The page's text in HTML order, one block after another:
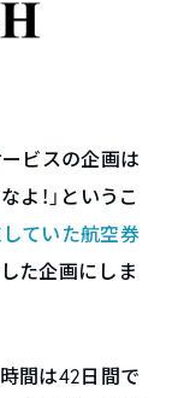
ビスの企画は
！」というこ
していた航空券
た企画にしま
間は42日間で